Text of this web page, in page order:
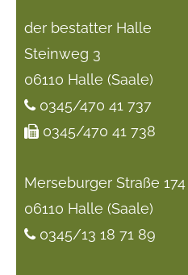
der bestatter Halle
Steinweg 3
06110 Halle (Saale)
0345/470 41 737
0345/470 41 738
Merseburger Straße 174
06110 Halle (Saale)
0345/13 18 71 89